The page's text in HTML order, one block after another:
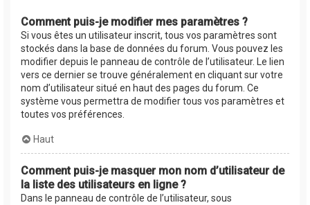
Comment puis-je modifier mes paramètres ?
Si vous êtes un utilisateur inscrit, tous vos paramètres sont
stockés dans la base de données du forum. Vous pouvez les
modifier depuis le panneau de contrôle de l’utilisateur. Le lien
vers ce dernier se trouve généralement en cliquant sur votre
nom d’utilisateur situé en haut des pages du forum. Ce
système vous permettra de modifier tous vos paramètres et
toutes vos préférences.
Haut
Comment puis-je masquer mon nom d’utilisateur de
la liste des utilisateurs en ligne ?
Dans le panneau de contrôle de l’utilisateur, sous